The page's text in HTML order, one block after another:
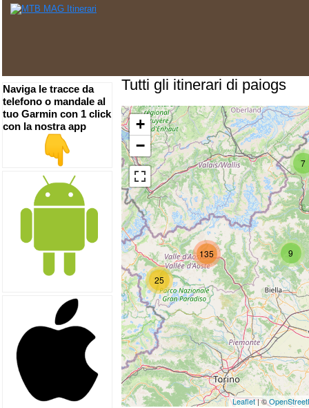
Tutti gli itinerari di paiogs
25
7
9
135
+
−
Leaflet| ©
Naviga le tracce da
telefono o mandale al
tuo Garmin con 1 click
con la nostra app